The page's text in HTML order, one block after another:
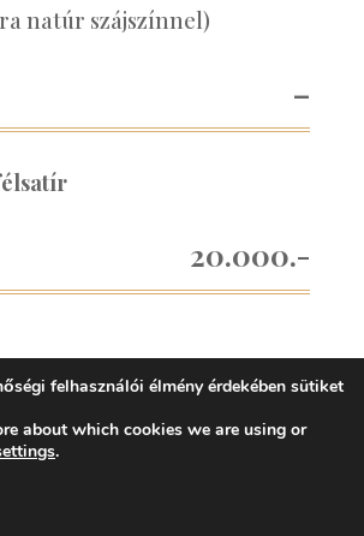
natúr szájszínnel)
–
20.000.-
20.000.-
felhasználói élmény érdekében sütiket
about which cookies we are using or
.